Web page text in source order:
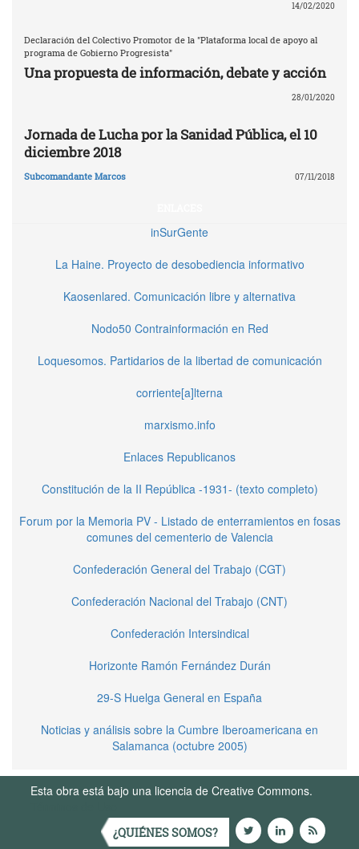
14/02/2020
Declaración del Colectivo Promotor de la "Plataforma local de apoyo al
programa de Gobierno Progresista"
Una propuesta de información, debate y acción
28/01/2020
Jornada de Lucha por la Sanidad Pública, el 10
diciembre 2018
Subcomandante Marcos 07/11/2018
inSurGente
La Haine. Proyecto de desobediencia informativo
Kaosenlared. Comunicación libre y alternativa
Nodo50 Contrainformación en Red
Loquesomos. Partidarios de la libertad de comunicación
corriente[a]lterna
marxismo.info
Enlaces Republicanos
Constitución de la II República -1931- (texto completo)
Forum por la Memoria PV - Listado de enterramientos en fosas
comunes del cementerio de Valencia
Confederación General del Trabajo (CGT)
Confederación Nacional del Trabajo (CNT)
Confederación Intersindical
Horizonte Ramón Fernández Durán
29-S Huelga General en España
Noticias y análisis sobre la Cumbre Iberoamericana en
Salamanca (octubre 2005)
Esta obra está bajo una licencia de Creative Commons.
¿QUIÉNES SOMOS?